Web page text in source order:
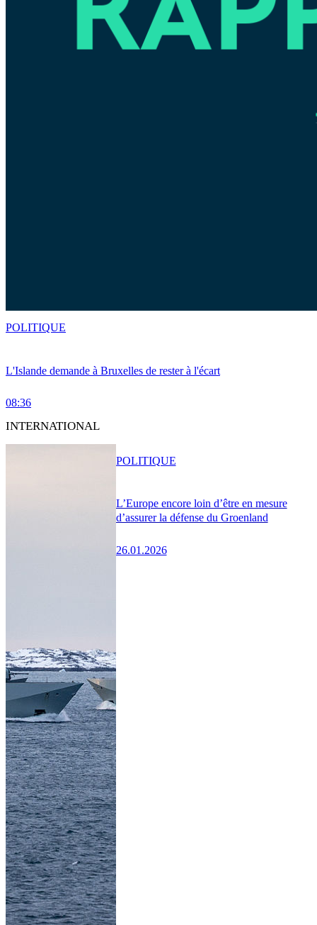
L'Islande demande à Bruxelles de rester à l'écart
08:36
POLITIQUE
INTERNATIONAL
L’Europe encore loin d’être en mesure
d’assurer la défense du Groenland
26.01.2026
POLITIQUE